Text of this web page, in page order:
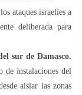
ataques israelíes a
deliberada para
sur de Damasco.
de instalaciones del
aislar las zonas